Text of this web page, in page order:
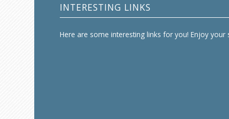
INTERESTING LINKS
Here are some interesting links for you! Enjoy your